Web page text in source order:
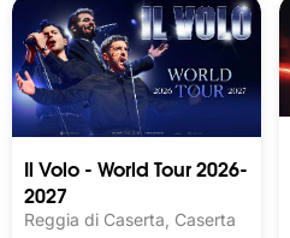
Il Volo - World Tour 2026-
2027
Reggia di Caserta, Caserta